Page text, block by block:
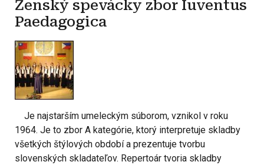
Ženský spevácky zbor Iuventus
Paedagogica
Je najstarším umeleckým súborom, vznikol v roku
1964. Je to zbor A kategórie, ktorý interpretuje skladby
všetkých štýlových období a prezentuje tvorbu
slovenských skladateľov. Repertoár tvoria skladby